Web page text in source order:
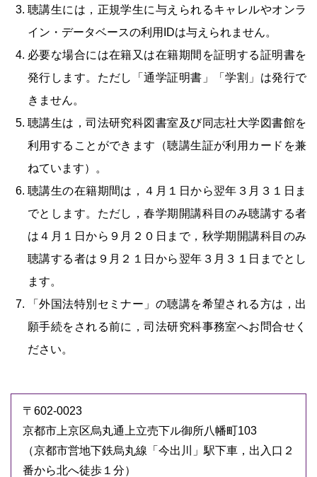
聴講生には，正規学生に与えられるキャレルやオンラ
イン・データベースの利用IDは与えられません。
必要な場合には在籍又は在籍期間を証明する証明書を
発行します。ただし「通学証明書」「学割」は発行で
きません。
聴講生は，司法研究科図書室及び同志社大学図書館を
利用することができます（聴講生証が利用カードを兼
ねています）。
聴講生の在籍期間は，４月１日から翌年３月３１日ま
でとします。ただし，春学期開講科目のみ聴講する者
は４月１日から９月２０日まで，秋学期開講科目のみ
聴講する者は９月２１日から翌年３月３１日までとし
ます。
「外国法特別セミナー」の聴講を希望される方は，出
願手続をされる前に，司法研究科事務室へお問合せく
ださい。
〒602-0023
京都市上京区烏丸通上立売下ル御所八幡町103
（京都市営地下鉄烏丸線「今出川」駅下車，出入口２
番から北へ徒歩１分）